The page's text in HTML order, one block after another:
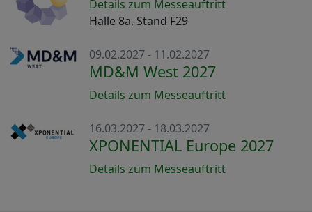
Details zum Messeauftritt
Halle 8a, Stand F29
09.02.2027 - 11.02.2027
MD&M West 2027
Details zum Messeauftritt
16.03.2027 - 18.03.2027
XPONENTIAL Europe 2027
Details zum Messeauftritt